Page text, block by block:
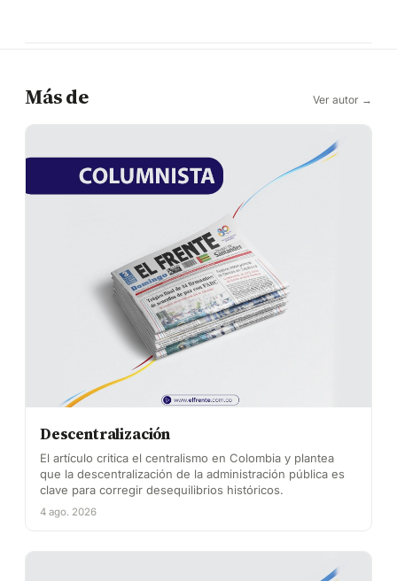
Más de Ver autor →
Descentralización
El artículo critica el centralismo en Colombia y plantea
que la descentralización de la administración pública es
clave para corregir desequilibrios históricos.
4 ago. 2026